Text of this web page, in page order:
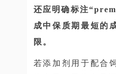
还应明确标注
成中保质期最短的
限。
若添加剂用于配合